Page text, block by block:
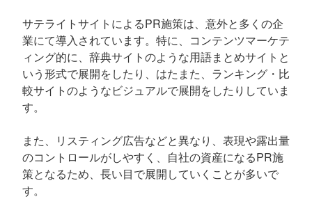
サテライトサイトによるPR施策は、意外と多くの企
業にて導入されています。特に、コンテンツマーケテ
ィング的に、辞典サイトのような用語まとめサイトと
いう形式で展開をしたり、はたまた、ランキング・比
較サイトのようなビジュアルで展開をしたりしていま
す。
また、リスティング広告などと異なり、表現や露出量
のコントロールがしやすく、自社の資産になるPR施
策となるため、長い目で展開していくことが多いで
す。